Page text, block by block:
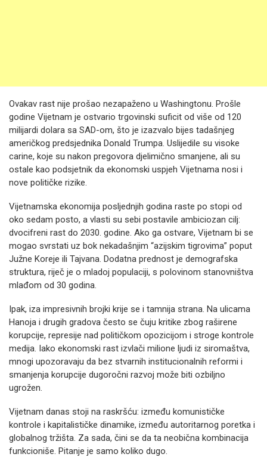
Ovakav rast nije prošao nezapaženo u Washingtonu. Prošle
godine Vijetnam je ostvario trgovinski suficit od više od 120
milijardi dolara sa SAD-om, što je izazvalo bijes tadašnjeg
američkog predsjednika Donald Trumpa. Uslijedile su visoke
carine, koje su nakon pregovora djelimično smanjene, ali su
ostale kao podsjetnik da ekonomski uspjeh Vijetnama nosi i
nove političke rizike.
Vijetnamska ekonomija posljednjih godina raste po stopi od
oko sedam posto, a vlasti su sebi postavile ambiciozan cilj:
dvocifreni rast do 2030. godine. Ako ga ostvare, Vijetnam bi se
mogao svrstati uz bok nekadašnjim “azijskim tigrovima” poput
Južne Koreje ili Tajvana. Dodatna prednost je demografska
struktura, riječ je o mladoj populaciji, s polovinom stanovništva
mlađom od 30 godina.
Ipak, iza impresivnih brojki krije se i tamnija strana. Na ulicama
Hanoja i drugih gradova često se čuju kritike zbog raširene
korupcije, represije nad političkom opozicijom i stroge kontrole
medija. Iako ekonomski rast izvlači milione ljudi iz siromaštva,
mnogi upozoravaju da bez stvarnih institucionalnih reformi i
smanjenja korupcije dugoročni razvoj može biti ozbiljno
ugrožen.
Vijetnam danas stoji na raskršću: između komunističke
kontrole i kapitalističke dinamike, između autoritarnog poretka i
globalnog tržišta. Za sada, čini se da ta neobična kombinacija
funkcioniše. Pitanje je samo koliko dugo.